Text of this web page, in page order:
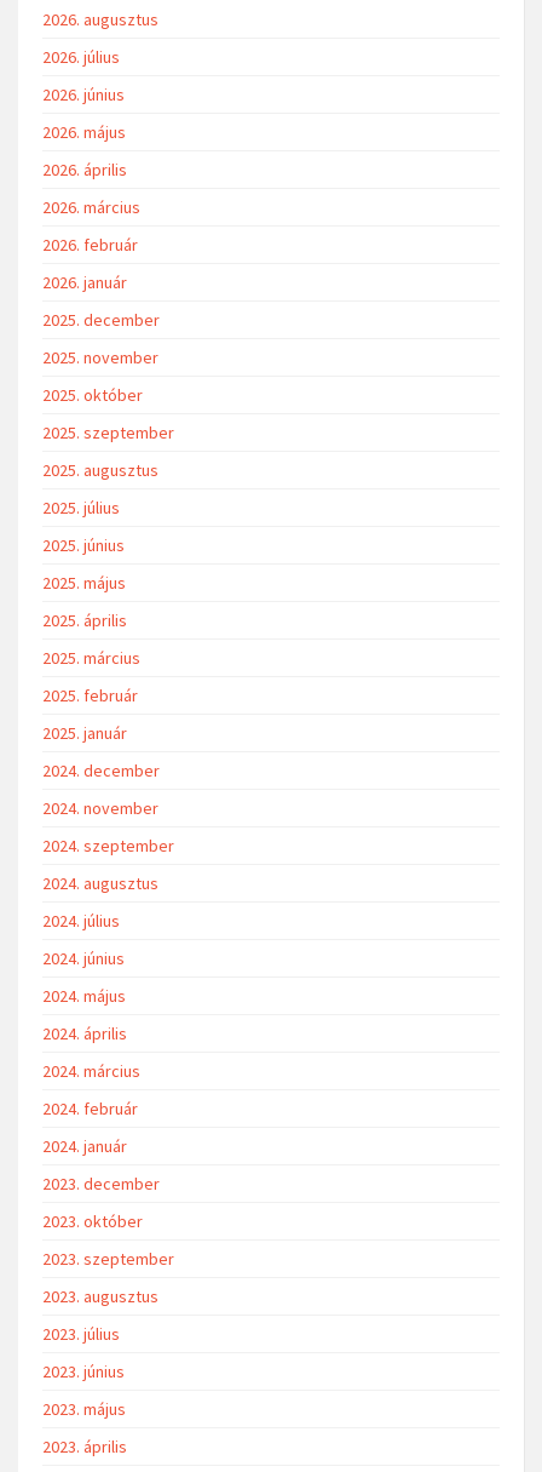
2026. augusztus
2026. július
2026. június
2026. május
2026. április
2026. március
2026. február
2026. január
2025. december
2025. november
2025. október
2025. szeptember
2025. augusztus
2025. július
2025. június
2025. május
2025. április
2025. március
2025. február
2025. január
2024. december
2024. november
2024. szeptember
2024. augusztus
2024. július
2024. június
2024. május
2024. április
2024. március
2024. február
2024. január
2023. december
2023. október
2023. szeptember
2023. augusztus
2023. július
2023. június
2023. május
2023. április